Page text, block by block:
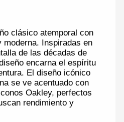
clásico atemporal con
moderna. Inspiradas en
de las décadas de
encarna el espíritu
El diseño icónico
se ve acentuado con
Oakley, perfectos
rendimiento y